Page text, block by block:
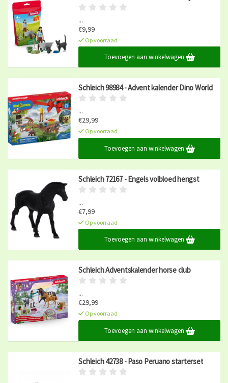
...
€9,99
Op voorraad
Toevoegen aan winkelwagen
Schleich 98984 - Advent kalender Dino World
...
€29,99
Op voorraad
Toevoegen aan winkelwagen
Schleich 72167 - Engels volbloed hengst
...
€7,99
Op voorraad
Toevoegen aan winkelwagen
Schleich Adventskalender horse club
...
€29,99
Op voorraad
Toevoegen aan winkelwagen
Schleich 42738 - Paso Peruano starterset